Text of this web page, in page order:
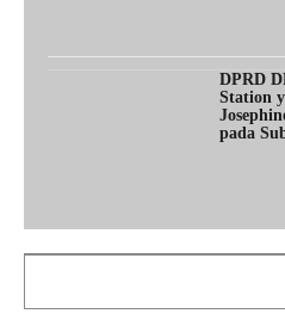
DPRD
Station
pada